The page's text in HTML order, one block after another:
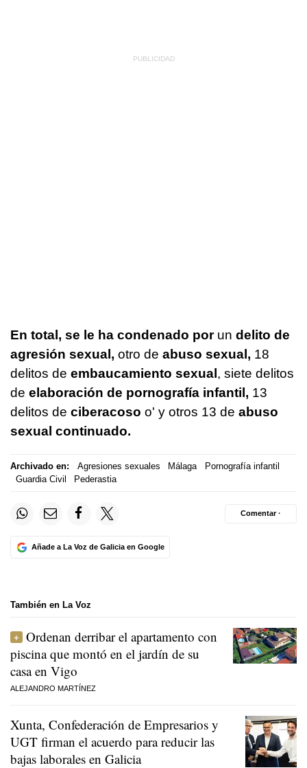
En total, se le ha condenado porun delito de
agresión sexual, otro de abuso sexual, 18
delitos de embaucamiento sexual, siete delitos
de elaboración de pornografía infantil, 13
delitos de ciberacoso o' y otros 13 de abuso
sexual continuado.
Archivado en: Agresiones sexuales Málaga
Pornografía infantil
Guardia Civil
Pederastia
Añade a La Voz de Galicia en Google
Comentar ·
También en La Voz
Ordenan derribar el apartamento con
piscina que montó en el jardín de su
casa en Vigo
ALEJANDRO MARTÍNEZ
Xunta, Confederación de Empresarios y
UGT firman el acuerdo para reducir las
bajas laborales en Galicia